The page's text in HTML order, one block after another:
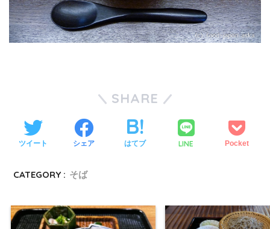
SHARE
ツイート シェア はてブ LINE Pocket
CATEGORY : そば